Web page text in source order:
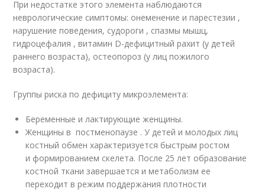
При недостатке этого элемента наблюдаются
неврологические симптомы: онеменение и парестезии ,
нарушение поведения, судороги , спазмы мышц,
гидроцефалия , витамин D-дефицитный рахит (у детей
раннего возраста), остеопороз (у лиц пожилого
возраста).
Группы риска по дефициту микроэлемента:
Беременные и лактирующие женщины.
Женщины в постменопаузе . У детей и молодых лиц
костный обмен характеризуется быстрым ростом
и формированием скелета. После 25 лет образование
костной ткани завершается и метаболизм ее
переходит в режим поддержания плотности